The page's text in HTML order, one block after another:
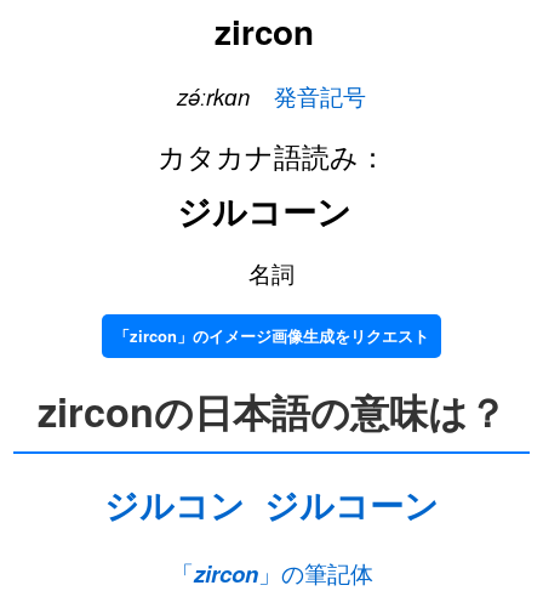
zircon
zə́ːrkɑn 発音記号
カタカナ語読み：
ジルコーン
名詞
「zircon」のイメージ画像生成をリクエスト
zirconの日本語の意味は？
ジルコン ジルコーン
「zircon」の筆記体